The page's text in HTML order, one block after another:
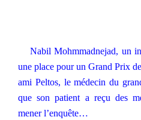
Nabil Mohmmadnejad, un
une place pour un Grand Prix
ami Peltos, le médecin du
que son patient a reçu des
mener l’enquête…